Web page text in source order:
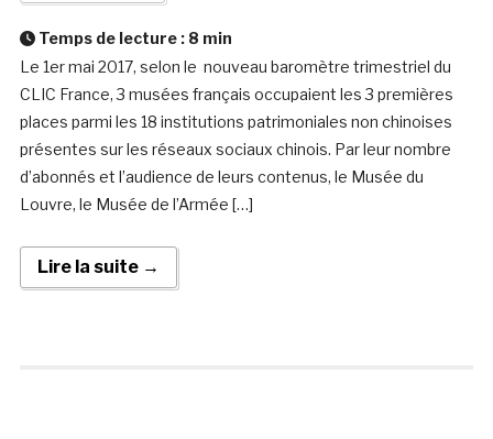
Temps de lecture : 8 min
Le 1er mai 2017, selon le nouveau baromètre trimestriel du
CLIC France, 3 musées français occupaient les 3 premières
places parmi les 18 institutions patrimoniales non chinoises
présentes sur les réseaux sociaux chinois. Par leur nombre
d’abonnés et l’audience de leurs contenus, le Musée du
Louvre, le Musée de l’Armée […]
Lire la suite →